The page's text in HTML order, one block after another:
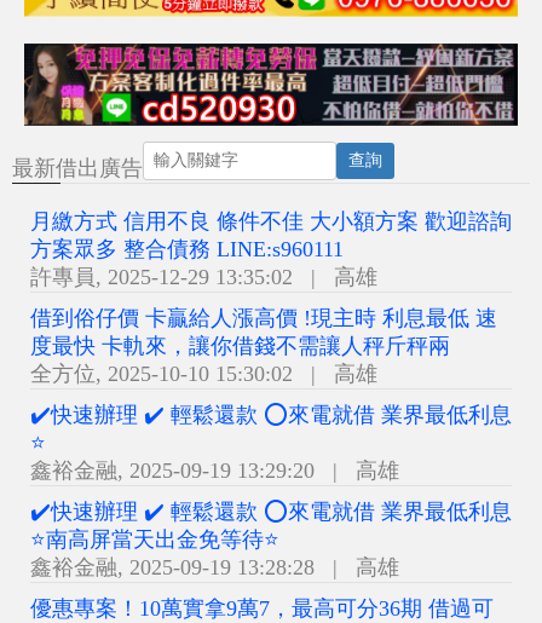
最新借出廣告 查詢
月繳方式 信用不良 條件不佳 大小額方案 歡迎諮詢
方案眾多 整合債務 LINE:s960111
許專員, 2025-12-29 13:35:02 |
高雄
借到俗仔價 卡贏給人漲高價 !現主時 利息最低 速
度最快 卡軌來，讓你借錢不需讓人秤斤秤兩
全方位, 2025-10-10 15:30:02 |
高雄
✔️快速辦理 ✔️ 輕鬆還款 ⭕來電就借 業界最低利息
⭐
鑫裕金融, 2025-09-19 13:29:20 |
高雄
✔️快速辦理 ✔️ 輕鬆還款 ⭕來電就借 業界最低利息
⭐南高屏當天出金免等待⭐
鑫裕金融, 2025-09-19 13:28:28 |
高雄
優惠專案！10萬實拿9萬7，最高可分36期 借過可